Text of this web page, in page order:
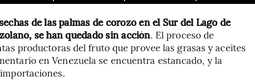
de las palmas de corozo en el Sur del Lago de
se han quedado sin acción. El proceso de
productoras del fruto que provee las grasas y aceites
en Venezuela se encuentra estancado, y la